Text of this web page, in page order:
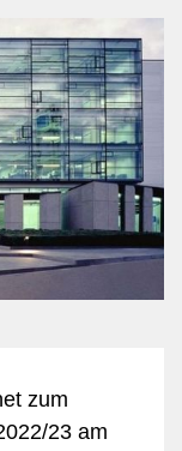
zum
23 am